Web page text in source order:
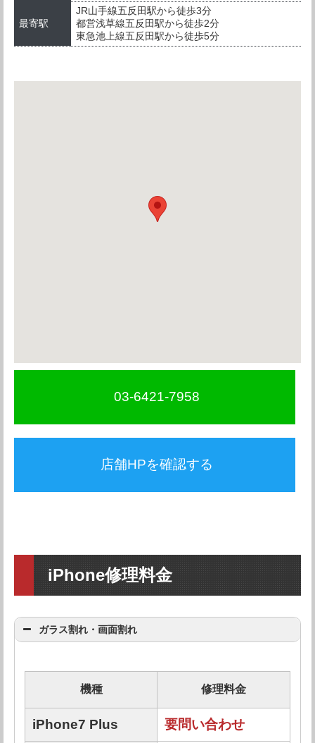
最寄駅
JR山手線五反田駅から徒歩3分
都営浅草線五反田駅から徒歩2分
東急池上線五反田駅から徒歩5分
03-6421-7958
店舗HPを確認する
iPhone修理料金
ガラス割れ・画面割れ
機種 修理料金
iPhone7 Plus 要問い合わせ